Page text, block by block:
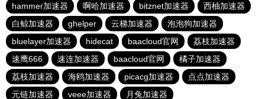
hammer加速器
啊哈加速器 bitznet加速器
西柚加速器
白鲸加速器
ghelper 云梯加速器
泡泡狗加速器
bluelayer加速器
hidecat baacloud官网
荔枝加速器
速鹰666
速连加速器 baacloud官网
橘子加速器
荔枝加速器
海鸥加速器 picacg加速器
点点加速器
元链加速器
veee加速器 月兔加速器